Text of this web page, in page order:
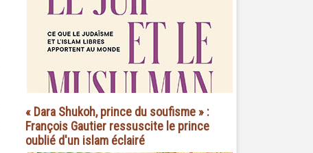
« Dara Shukoh, prince du soufisme » :
François Gautier ressuscite le prince
oublié d'un islam éclairé